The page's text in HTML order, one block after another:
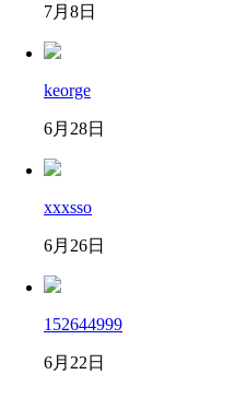
7月8日
keorge
6月28日
xxxsso
6月26日
152644999
6月22日